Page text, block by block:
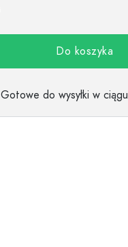
Do koszyka
Gotowe do wysyłki w ciągu